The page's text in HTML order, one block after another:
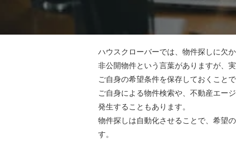
ハウスクローバーでは、物件探しに欠
非公開物件という言葉がありますが、
ご自身の希望条件を保存しておくこと
ご自身による物件検索や、不動産エー
発生することもあります。
物件探しは自動化させることで、希望
す。